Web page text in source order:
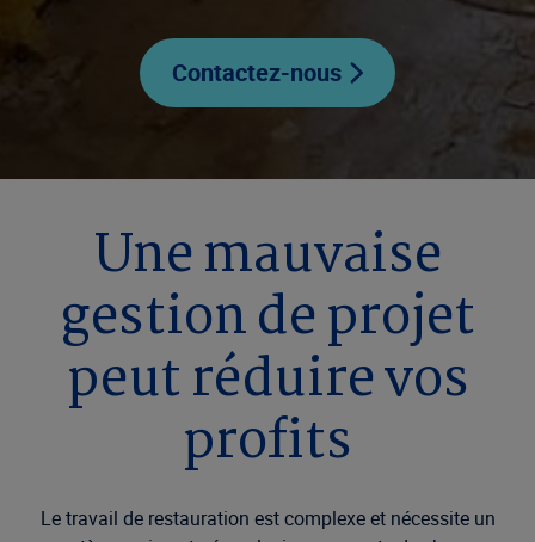
Contactez-nous
Une mauvaise
gestion de projet
peut réduire vos
profits
Le travail de restauration est complexe et nécessite un